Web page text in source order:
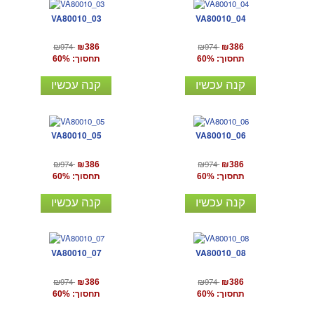
VA80010_03
₪974 ₪386
תחסוך: 60%
קנה עכשיו
VA80010_04
₪974 ₪386
תחסוך: 60%
קנה עכשיו
VA80010_05
₪974 ₪386
תחסוך: 60%
קנה עכשיו
VA80010_06
₪974 ₪386
תחסוך: 60%
קנה עכשיו
VA80010_07
₪974 ₪386
תחסוך: 60%
VA80010_08
₪974 ₪386
תחסוך: 60%